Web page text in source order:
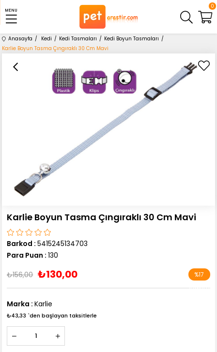
MENU
0
Anasayfa Kedi Kedi Tasmaları
Kedi Boyun Tasmaları
Karlie Boyun Tasma Çıngıraklı 30 Cm Mavi
Karlie Boyun Tasma Çıngıraklı 30 Cm Mavi
Barkod : 5415245134703
Para Puan : 130
₺156,00 ₺130,00 %17
İndirim
Marka : Karlie
₺43,33 `den başlayan taksitlerle